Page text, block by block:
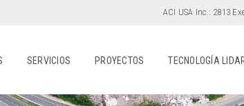
ACI USA Inc.: 2813
SERVICIOS PROYECTOS TECNOLOGÍA